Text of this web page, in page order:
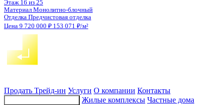
2-комнатная квартира, 64.8кв.м
Воронеж, Урицкого ул., д. 135
Этаж 16 из 25
Материал
Продать Трейд-ин Услуги О компании Контакты
Жилые комплексы Частные дома